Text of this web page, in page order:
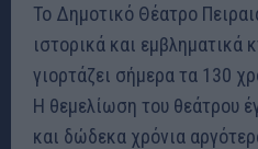
Το Δημοτικό Θέατρο
ιστορικά και εμβληματικά
γιορτάζει σήμερα τα 130
Η θεμελίωση του θεάτρου
και δώδεκα χρόνια